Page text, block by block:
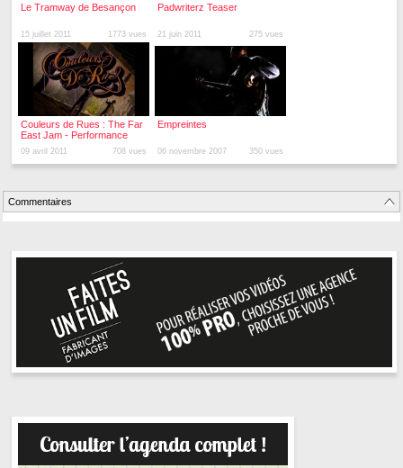
Le Tramway de Besançon
15 juillet 2011 1773 vues
Padwriterz Teaser
21 juin 2011 275 vues
Couleurs de Rues : The Far
East Jam - Performance
Graffiti (9 avril 2011)
09 avril 2011 708 vues
Empreintes
06 novembre 2007 350 vues
Commentaires